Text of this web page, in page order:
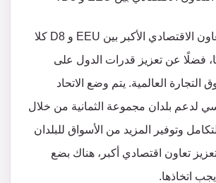
يمكن أن يفيد التعاون الاقتصادي الأكبر بين EEU و D8 كلا
فضلًا عن تعزيز قدرات الدول على
العالمية. يتم وضع الاتحاد
لدعم بلدان مجموعة الثمانية من خلال
وتوفير المزيد من الأسواق للبلدان
تعاون اقتصادي أكبر، هناك بضع
اتخاذها.